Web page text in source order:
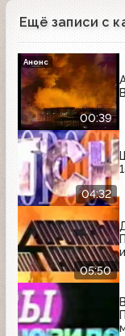
Ещё записи с
00:39
Анонс
04:32
05:50